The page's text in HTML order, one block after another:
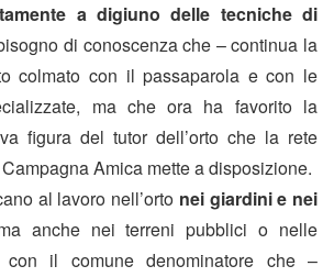
a digiuno delle tecniche di
di conoscenza che – continua la
colmato con il passaparola e con le
ma che ora ha favorito la
figura del tutor dell’orto che la rete
Amica mette a disposizione.
al lavoro nell’orto nei giardini e nei
anche nei terreni pubblici o nelle
con il comune denominatore che –